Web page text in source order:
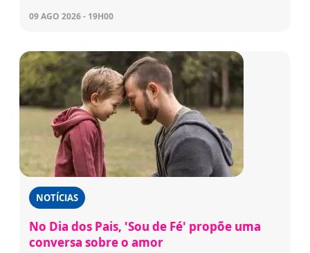
09 AGO 2026 - 19H00
NOTÍCIAS
No Dia dos Pais, 'Sou de Fé' propõe uma
conversa sobre o amor